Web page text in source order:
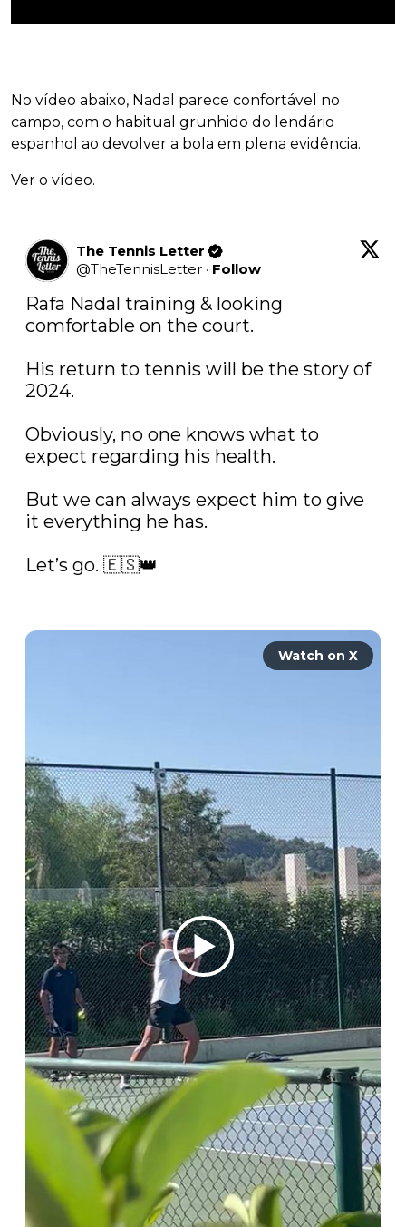
No vídeo abaixo, Nadal parece confortável no
campo, com o habitual grunhido do lendário
espanhol ao devolver a bola em plena evidência.
Ver o vídeo.
The Tennis Letter
@TheTennisLetter · Follow
Rafa Nadal training & looking
comfortable on the court.
His return to tennis will be the story of
2024.
Obviously, no one knows what to
expect regarding his health.
But we can always expect him to give
it everything he has.
Let’s go. 🇪🇸👑
Watch on X